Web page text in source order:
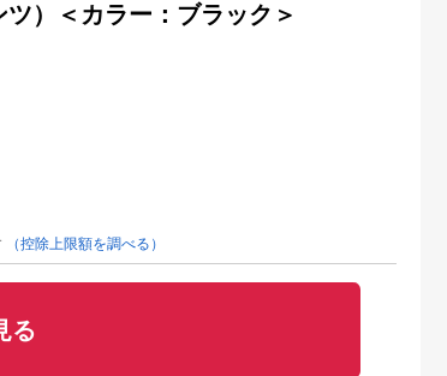
）＜カラー：ブラック＞
（控除上限額を調べる）
る